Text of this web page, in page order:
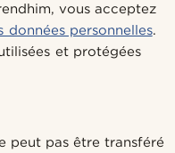
vous acceptez
personnelles.
et protégées
peut pas être transféré